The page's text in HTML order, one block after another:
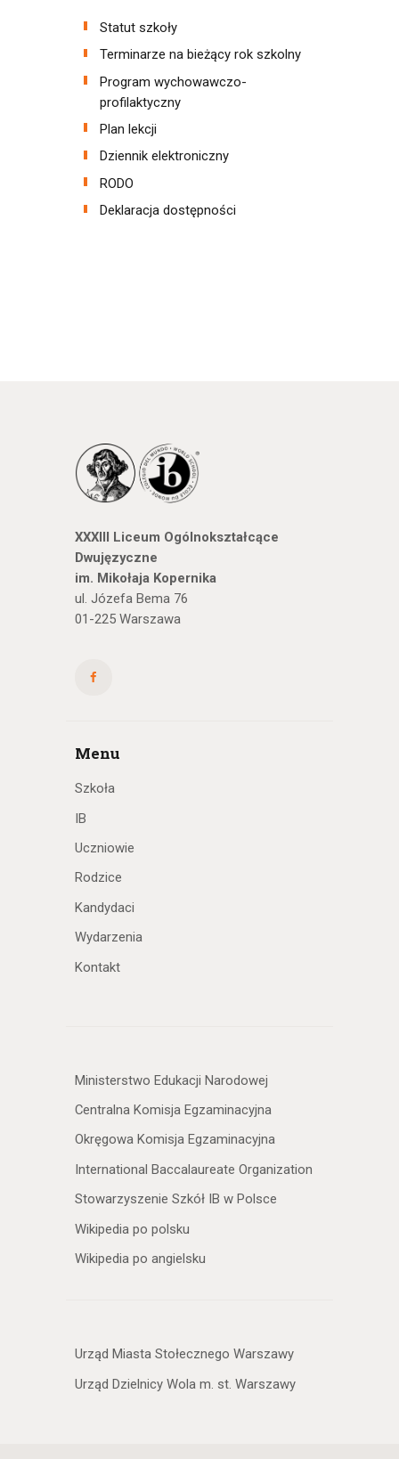
Statut szkoły
Terminarze na bieżący rok szkolny
Program wychowawczo-
profilaktyczny
Plan lekcji
Dziennik elektroniczny
RODO
Deklaracja dostępności
XXXIII Liceum Ogólnokształcące
Dwujęzyczne
im. Mikołaja Kopernika
ul. Józefa Bema 76
01-225 Warszawa
Menu
Szkoła
IB
Uczniowie
Rodzice
Kandydaci
Wydarzenia
Kontakt
Ministerstwo Edukacji Narodowej
Centralna Komisja Egzaminacyjna
Okręgowa Komisja Egzaminacyjna
International Baccalaureate Organization
Stowarzyszenie Szkół IB w Polsce
Wikipedia po polsku
Wikipedia po angielsku
Urząd Miasta Stołecznego Warszawy
Urząd Dzielnicy Wola m. st. Warszawy